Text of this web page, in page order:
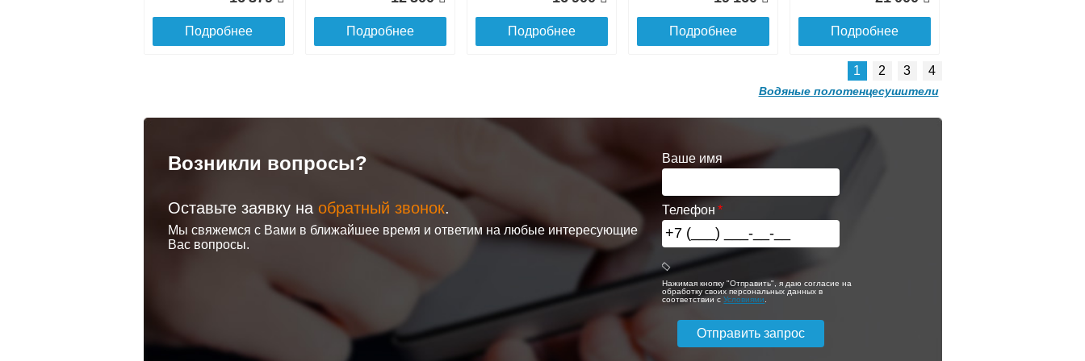
Отражатель 3/4
100
Подробнее
Отражатель 1/2
Отражатель 1
дюйм для п/с
Terminus (пара)
Эксцентрик 1/2 x
Terminus (пара)
300
Подробнее
Вентиль запорный
(пара)
Подробнее Подробнее Подробнее Подробнее Подробнее
Полотенцесушитель
водяной DW [1"]
500/400 с
Подробнее
Полотенцесушитель
водяной Vf ultra
Полотенцесушитель
водяной Eu [1'']
Полотенцесушитель
водяной Gt [1"]
500/800
13 620
Подробнее
Палермо П13
1 2 3 4
Водяные полотенцесушители
Возникли вопросы?
Оставьте заявку на обратный звонок.
Мы свяжемся с Вами в ближайшее время и ответим на любые интересующие
Вас вопросы.
Ваше имя
Телефон
Нажимая кнопку "Отправить", я даю согласие на
обработку своих персональных данных в
соответствии сУсловиями